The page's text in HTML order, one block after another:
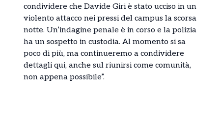
condividere che Davide Giri è stato ucciso in un
violento attacco nei pressi del campus la scorsa
notte. Un’indagine penale è in corso e la polizia
ha un sospetto in custodia. Al momento si sa
poco di più, ma continueremo a condividere
dettagli qui, anche sul riunirsi come comunità,
non appena possibile”.